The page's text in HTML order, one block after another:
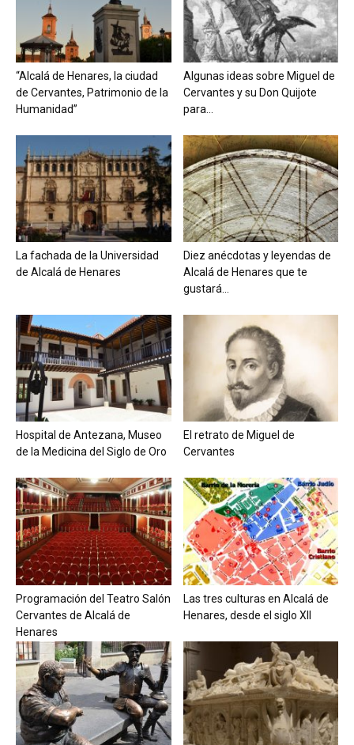
“Alcalá de Henares, la ciudad
de Cervantes, Patrimonio de la
Humanidad”
Algunas ideas sobre Miguel de
Cervantes y su Don Quijote
para...
La fachada de la Universidad
de Alcalá de Henares
Diez anécdotas y leyendas de
Alcalá de Henares que te
gustará...
Hospital de Antezana, Museo
de la Medicina del Siglo de Oro
El retrato de Miguel de
Cervantes
Programación del Teatro Salón
Cervantes de Alcalá de
Henares
Las tres culturas en Alcalá de
Henares, desde el siglo XII